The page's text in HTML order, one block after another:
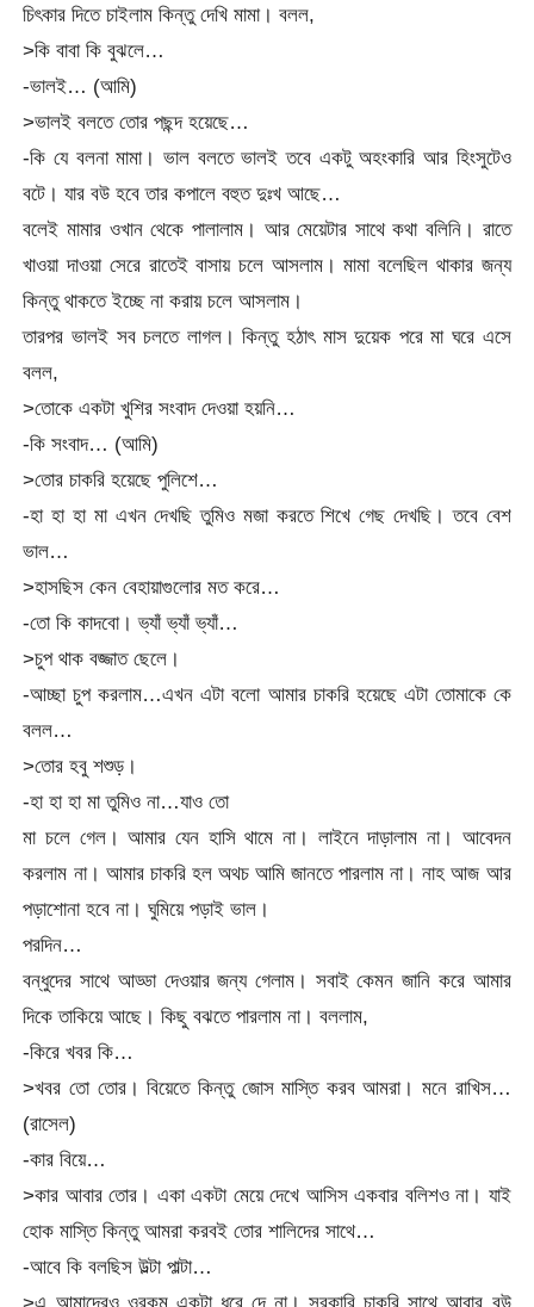
চিৎকার দিতে চাইলাম কিন্তু দেখি মামা। বলল,
>কি বাবা কি বুঝলে…
-ভালই… (আমি)
>ভালই বলতে তোর পছন্দ হয়েছে…
-কি যে বলনা মামা। ভাল বলতে ভালই তবে একটু অহংকারি আর হিংসুটেও
বটে। যার বউ হবে তার কপালে বহুত দুঃখ আছে…
বলেই মামার ওখান থেকে পালালাম। আর মেয়েটার সাথে কথা বলিনি। রাতে
খাওয়া দাওয়া সেরে রাতেই বাসায় চলে আসলাম। মামা বলেছিল থাকার জন্য
কিন্তু থাকতে ইচ্ছে না করায় চলে আসলাম।
তারপর ভালই সব চলতে লাগল। কিন্তু হঠাৎ মাস দুয়েক পরে মা ঘরে এসে
বলল,
>তোকে একটা খুশির সংবাদ দেওয়া হয়নি…
-কি সংবাদ… (আমি)
>তোর চাকরি হয়েছে পুলিশে…
-হা হা হা মা এখন দেখছি তুমিও মজা করতে শিখে গেছ দেখছি। তবে বেশ
ভাল…
>হাসছিস কেন বেহায়াগুলোর মত করে…
-তো কি কাদবো। ভ্যাঁ ভ্যাঁ ভ্যাঁ…
>চুপ থাক বজ্জাত ছেলে।
-আচ্ছা চুপ করলাম…এখন এটা বলো আমার চাকরি হয়েছে এটা তোমাকে কে
বলল…
>তোর হবু শশুড়।
-হা হা হা মা তুমিও না…যাও তো
মা চলে গেল। আমার যেন হাসি থামে না। লাইনে দাড়ালাম না। আবেদন
করলাম না। আমার চাকরি হল অথচ আমি জানতে পারলাম না। নাহ আজ আর
পড়াশোনা হবে না। ঘুমিয়ে পড়াই ভাল।
পরদিন…
বন্ধুদের সাথে আড্ডা দেওয়ার জন্য গেলাম। সবাই কেমন জানি করে আমার
দিকে তাকিয়ে আছে। কিছু বঝতে পারলাম না। বললাম,
-কিরে খবর কি…
>খবর তো তোর। বিয়েতে কিন্তু জোস মাস্তি করব আমরা। মনে রাখিস…
(রাসেল)
-কার বিয়ে…
>কার আবার তোর। একা একটা মেয়ে দেখে আসিস একবার বলিশও না। যাই
হোক মাস্তি কিন্তু আমরা করবই তোর শালিদের সাথে…
-আবে কি বলছিস উল্টা পাল্টা…
>এ আমাদেরও ওরকম একটা ধরে দে না। সরকারি চাকরি সাথে আবার বউ